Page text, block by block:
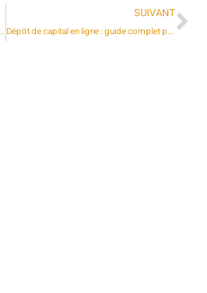
et exemples concrets
SUIVANT
Dépôt de capital en ligne : guide complet pour créer votre société en 2026